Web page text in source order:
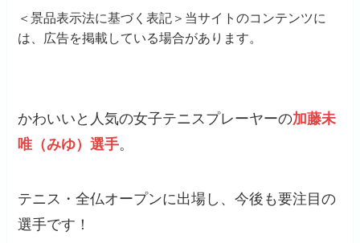
＜景品表示法に基づく表記＞当サイトのコンテンツに
は、広告を掲載している場合があります。
かわいいと人気の女子テニスプレーヤーの加藤未
唯（みゆ）選手。
テニス・全仏オープンに出場し、今後も要注目の
選手です！